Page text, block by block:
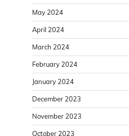
May 2024
April 2024
March 2024
February 2024
January 2024
December 2023
November 2023
October 2023